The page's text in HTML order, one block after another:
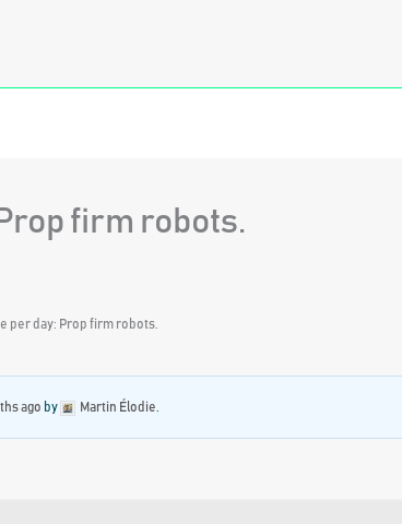
firm robots.
per day: Prop firm robots.
ago by Martin Élodie